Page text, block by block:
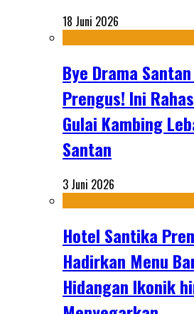
18 Juni 2026
Bye Drama
Prengus! Ini
Gulai Kambing
Santan
3 Juni 2026
Hotel Santika
Hadirkan Menu
Hidangan Ikonik